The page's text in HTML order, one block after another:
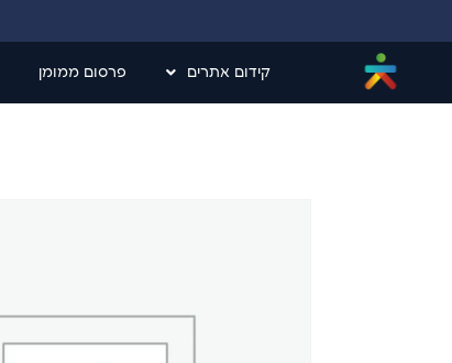
קידום אתרים פרסום ממומן